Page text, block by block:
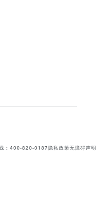
：400-820-0187隐私政策无障碍声明